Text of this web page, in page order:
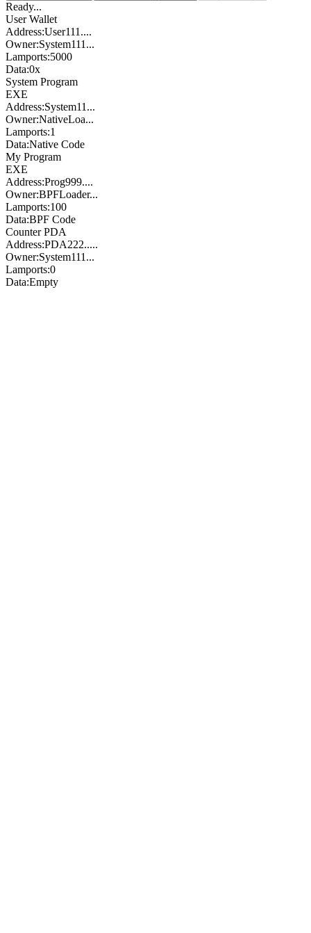
Ready...
User Wallet
Address:User111....
Owner:System111 ...
Lamports:5000
Data:0x
System Program
EXE
Address:System11 ...
Owner:NativeLoa...
Lamports:1
Data:Native Code
My Program
EXE
Address:Prog999....
Owner:BPFLoader...
Lamports:100
Data:BPF Code
Counter PDA
Address:PDA222.....
Owner:System111 ...
Lamports:0
Data:Empty